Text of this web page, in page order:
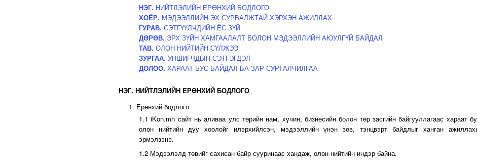
НЭГ. НИЙТЛЭЛИЙН ЕРӨНХИЙ БОДЛОГО
ХОЁР. МЭДЭЭЛЛИЙН ЭХ СУРВАЛЖТАЙ ХЭРХЭН АЖИЛЛАХ
ГУРАВ. СЭТГҮҮЛЧДИЙН ЁС ЗҮЙ
ДӨРӨВ. ЭРХ ЗҮЙН ХАМГААЛАЛТ БОЛОН МЭДЭЭЛЛИЙН АЮУЛГҮЙ БАЙДАЛ
ТАВ. ОЛОН НИЙТИЙН СҮЛЖЭЭ
ЗУРГАА. УНШИГЧДЫН СЭТГЭГДЭЛ
ДОЛОО. ХАРААТ БУС БАЙДАЛ БА ЗАР СУРТАЛЧИЛГАА
НЭГ. НИЙТЛЭЛИЙН ЕРӨНХИЙ БОДЛОГО
1. Ерөнхий бодлого
1.1 iKon.mn сайт нь аливаа улс төрийн нам, хүчин, бизнесийн болон төр засгийн байгууллагаас хараат
олон нийтийн дуу хоолойг илэрхийлсэн, мэдээллийн үнэн зөв, тэнцвэрт байдлыг ханган
эрмэлзэнэ.
1.2 Мэдээлэлд төвийг сахисан байр сууринаас хандаж, олон нийтийн индэр байна.